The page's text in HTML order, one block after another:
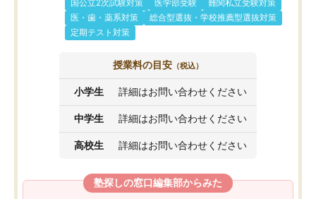
国公立2次試験対策
医学部受験
難関私立受験対策
医・歯・薬系対策
総合型選抜・学校推薦型選抜対策
定期テスト対策
授業料の目安 （税込）
小学生 詳細はお問い合わせください
中学生 詳細はお問い合わせください
高校生 詳細はお問い合わせください
塾探しの窓口編集部からみた